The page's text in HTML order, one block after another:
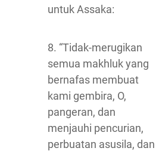
untuk Assaka:
8. “Tidak-merugikan
semua makhluk yang
bernafas membuat
kami gembira, O,
pangeran, dan
menjauhi pencurian,
perbuatan asusila, dan